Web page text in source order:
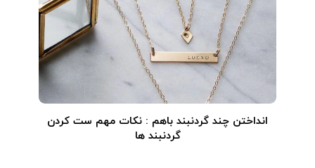
انداختن چند گردنبند باهم : نکات مهم ست کردن
گردنبند ها